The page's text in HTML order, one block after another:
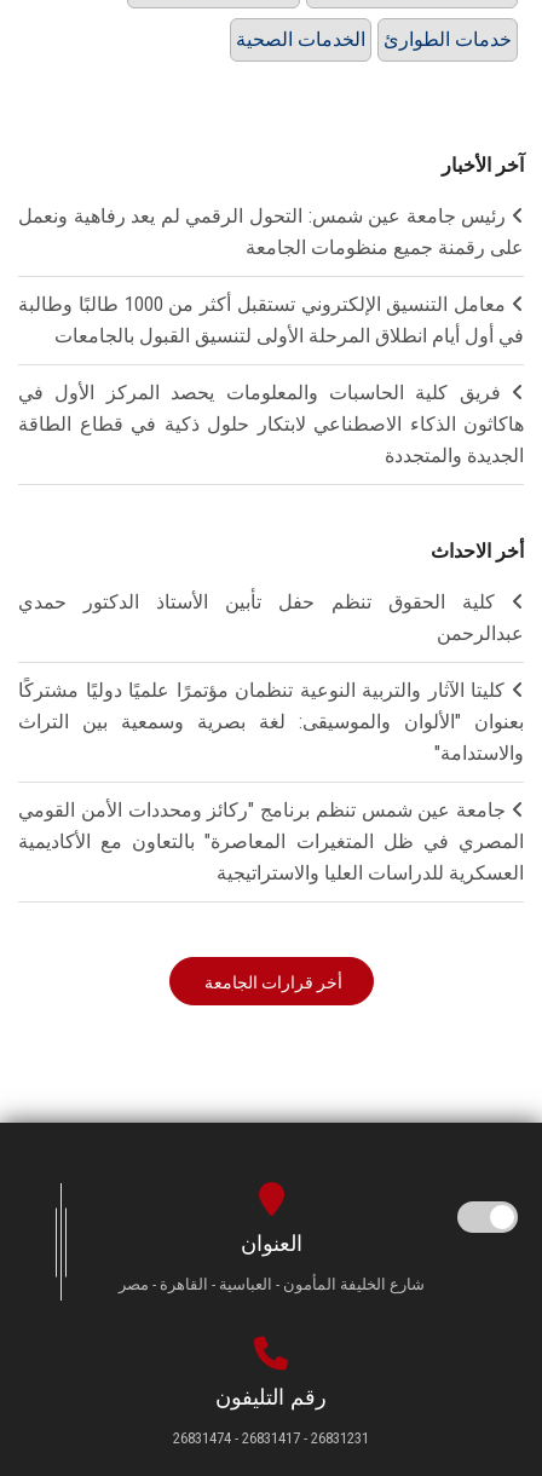
الخدمات الصحية خدمات الطوارئ
آخر الأخبار
رئيس جامعة عين شمس: التحول الرقمي لم يعد رفاهية ونعمل
على رقمنة جميع منظومات الجامعة
معامل التنسيق الإلكتروني تستقبل أكثر من 1000 طالبًا وطالبة
في أول أيام انطلاق المرحلة الأولى لتنسيق القبول بالجامعات
فريق كلية الحاسبات والمعلومات يحصد المركز الأول في
هاكاثون الذكاء الاصطناعي لابتكار حلول ذكية في قطاع الطاقة
الجديدة والمتجددة
أخر الاحداث
كلية الحقوق تنظم حفل تأبين الأستاذ الدكتور حمدي
عبدالرحمن
كليتا الآثار والتربية النوعية تنظمان مؤتمرًا علميًا دوليًا مشتركًا
بعنوان "الألوان والموسيقى: لغة بصرية وسمعية بين التراث
والاستدامة"
جامعة عين شمس تنظم برنامج "ركائز ومحددات الأمن القومي
المصري في ظل المتغيرات المعاصرة" بالتعاون مع الأكاديمية
العسكرية للدراسات العليا والاستراتيجية
أخر قرارات الجامعة
العنوان
شارع الخليفة المأمون - العباسية - القاهرة - مصر
رقم التليفون
26831231 - 26831417 - 26831474